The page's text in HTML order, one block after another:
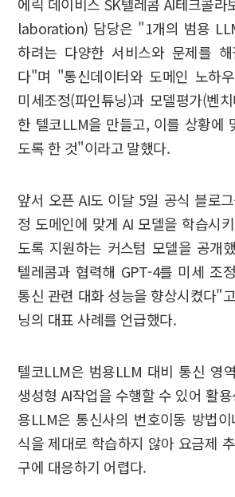
laboration) 담당은 "1개의 범용
하려는 다양한 서비스와 문제를
다"며 "통신데이터와 도메인 노하
미세조정(파인튜닝)과 모델평가(벤
한 텔코LLM을 만들고, 이를 상황에
도록 한 것"이라고 말했다.
앞서 오픈 AI도 이달 5일 공식 블로
정 도메인에 맞게 AI 모델을 학습시
도록 지원하는 커스텀 모델을 공개
텔레콤과 협력해 GPT-4를 미세 조
통신 관련 대화 성능을 향상시켰다"
닝의 대표 사례를 언급했다.
텔코LLM은 범용LLM 대비 통신 영
생성형 AI작업을 수행할 수 있어 활
용LLM은 통신사의 번호이동 방법
식을 제대로 학습하지 않아 요금제
구에 대응하기 어렵다.